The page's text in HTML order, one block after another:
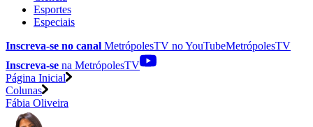
Esportes
Especiais
Inscreva-se no canal MetrópolesTV noYouTubeMetrópolesTV
Inscreva-se na MetrópolesTV
Página Inicial
Colunas
Fábia Oliveira